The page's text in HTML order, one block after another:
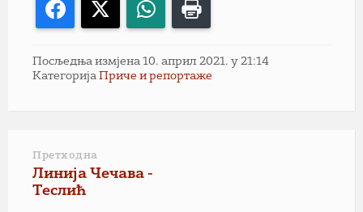
Facebook WhatsApp
Посљедња измјена 10. април 2021. у 21:14
Категорија Приче и репортаже
Претходна
Линија Чечава -
Теслић